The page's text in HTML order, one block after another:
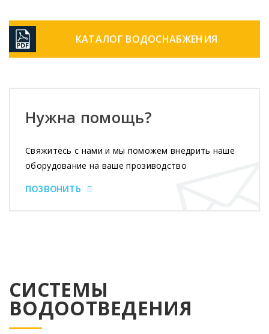
КАТАЛОГ ВОДОСНАБЖЕНИЯ
Нужна помощь?
Свяжитесь с нами и мы поможем внедрить наше
оборудование на ваше прозиводство
ПОЗВОНИТЬ
СИСТЕМЫ
ВОДООТВЕДЕНИЯ